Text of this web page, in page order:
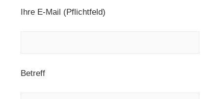
Ihre E-Mail (Pflichtfeld)
Betreff